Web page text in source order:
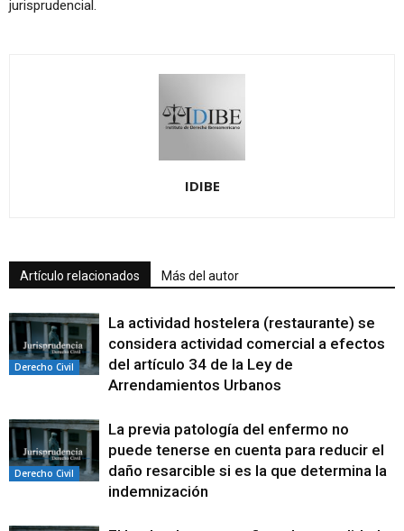
jurisprudencial.
IDIBE
Artículo relacionados Más del autor
Derecho Civil
La actividad hostelera (restaurante) se
considera actividad comercial a efectos
del artículo 34 de la Ley de
Arrendamientos Urbanos
Derecho Civil
La previa patología del enfermo no
puede tenerse en cuenta para reducir el
daño resarcible si es la que determina la
indemnización